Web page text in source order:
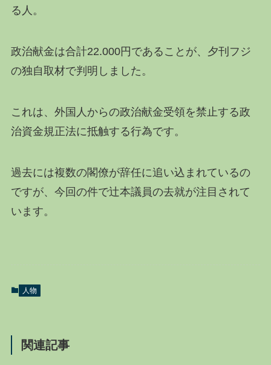
る人。
政治献金は合計22.000円であることが、夕刊フジ
の独自取材で判明しました。
これは、外国人からの政治献金受領を禁止する政
治資金規正法に抵触する行為です。
過去には複数の閣僚が辞任に追い込まれているの
ですが、今回の件で辻本議員の去就が注目されて
います。
人物
関連記事